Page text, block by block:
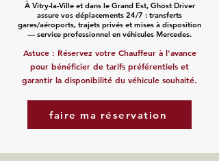
À Vitry-la-Ville et dans le Grand Est, Ghost Driver
assure vos déplacements 24/7 : transferts
gares/aéroports, trajets privés et mises à disposition
— service professionnel en véhicules Mercedes.
Astuce : Réservez votre Chauffeur à l'avance
pour bénéficier de tarifs préférentiels et
garantir la disponibilité du véhicule souhaité.
faire ma réservation